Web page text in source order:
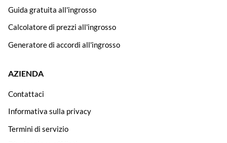
Guida gratuita all'ingrosso
Calcolatore di prezzi all'ingrosso
Generatore di accordi all'ingrosso
AZIENDA
Contattaci
Informativa sulla privacy
Termini di servizio